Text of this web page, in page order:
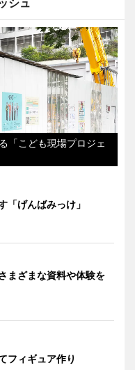
シュ
「こども現場プロジェ
「げんばみっけ」
まざまな資料や体験を
フィギュア作り